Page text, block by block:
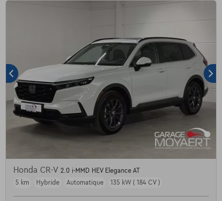
Honda CR-V 2.0 i-MMD HEV Elegance AT
5 km
Hybride Automatique 135 kW ( 184 CV )